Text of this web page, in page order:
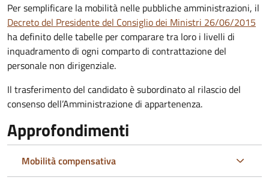
Per semplificare la mobilità nelle pubbliche amministrazioni, il
Decreto del Presidente del Consiglio dei Ministri 26/06/2015
ha definito delle tabelle per comparare tra loro i livelli di
inquadramento di ogni comparto di contrattazione del
personale non dirigenziale.
Il trasferimento del candidato è subordinato al rilascio del
consenso dell’Amministrazione di appartenenza.
Approfondimenti
Mobilità compensativa